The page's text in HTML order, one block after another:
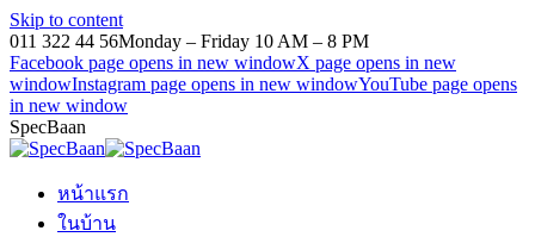
Skip to content
011 322 44 56Monday – Friday 10 AM – 8 PM
Facebook page opens in new windowX page opens in new
windowInstagram page opens in new windowYouTube page opens
in new window
SpecBaan
หน้าแรก
ในบ้าน